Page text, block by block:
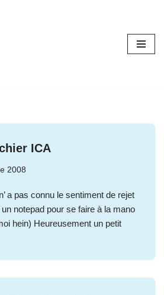
ICA
2008
a pas connu le sentiment de rejet
un notepad pour se faire à la mano
hein) Heureusement un petit